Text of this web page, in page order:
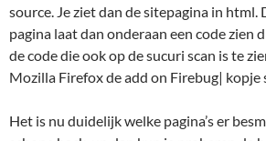
source. Je ziet dan de sitepagina in html.
pagina laat dan onderaan een code zien
de code die ook op de sucuri scan is te
Mozilla Firefox de add on Firebug| kopje
Het is nu duidelijk welke pagina’s er